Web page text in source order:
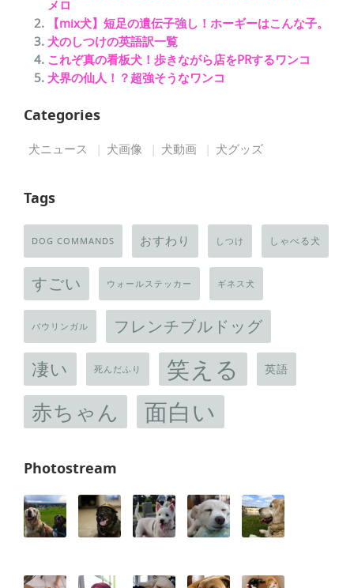
メロ
【mix犬】短足の遺伝子強し！ホーギーはこんな子。
犬のしつけの英語訳一覧
これぞ真の看板犬！歩きながら店をPRするワンコ
犬界の仙人！？超強そうなワンコ
Categories
犬ニュース 犬画像 犬動画 犬グッズ
Tags
DOG COMMANDS おすわり しつけ しゃべる犬
すごい ウォールステッカー ギネス犬
バウリンガル フレンチブルドッグ
凄い 死んだふり 笑える 英語
赤ちゃん 面白い
Photostream